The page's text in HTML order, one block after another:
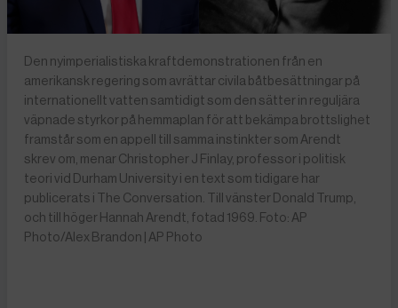
Den nyimperialistiska kraftdemonstrationen från en
amerikansk regering som avrättar civila båtbesättningar på
internationellt vatten samtidigt som den sätter in reguljära
väpnade styrkor på hemmaplan för att bekämpa brottslighet
framstår som en appell till samma instinkter som Arendt
skrev om, menar Christopher J Finlay, professor i politisk
teori vid Durham University i en text som tidigare har
publicerats i The Conversation. Till vänster Donald Trump,
och till höger Hannah Arendt, fotad 1969. Foto: AP
Photo/Alex Brandon | AP Photo